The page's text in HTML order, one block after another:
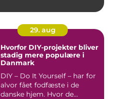
29. aug
Hvorfor DIY-projekter bliver
stadig mere populære i
Danmark
DIY – Do It Yourself – har for
alvor fået fodfæste i de
danske hjem. Hvor de...